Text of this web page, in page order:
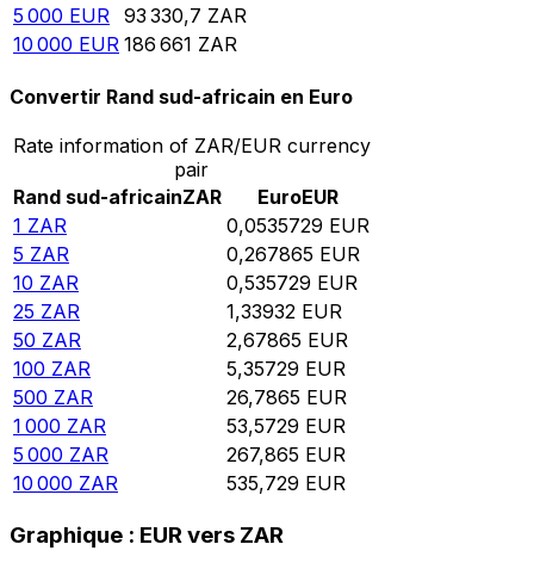
5 000 EUR 93 330,7 ZAR
10 000 EUR 186 661 ZAR
Convertir Rand sud-africain en Euro
Rate information of ZAR/EUR currency
pair
Rand sud-africainZAR EuroEUR
1 ZAR 0,0535729 EUR
5 ZAR 0,267865 EUR
10 ZAR 0,535729 EUR
25 ZAR 1,33932 EUR
50 ZAR 2,67865 EUR
100 ZAR 5,35729 EUR
500 ZAR 26,7865 EUR
1 000 ZAR 53,5729 EUR
5 000 ZAR 267,865 EUR
10 000 ZAR 535,729 EUR
Graphique : EUR vers ZAR